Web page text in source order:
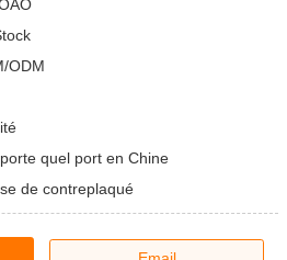
ODM
quel port en Chine
de contreplaqué